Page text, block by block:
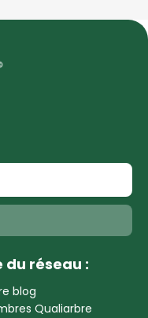
du réseau :
blog
Qualiarbre